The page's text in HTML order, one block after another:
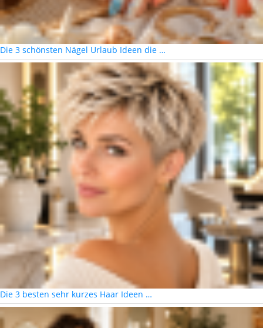
Die 3 schönsten Nägel Urlaub Ideen die …
Die 3 besten sehr kurzes Haar Ideen …